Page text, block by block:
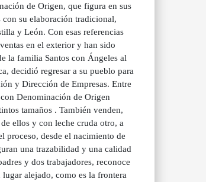
de Origen, que figura en sus
con su elaboración tradicional,
y León. Con esas referencias
en el exterior y han sido
la familia Santos con Ángeles al
decidió regresar a su pueblo para
y Dirección de Empresas. Entre
Denominación de Origen
tamaños . También venden,
ellos y con leche cruda otro, a
proceso, desde el nacimiento de
una trazabilidad y una calidad
y dos trabajadores, reconoce
alejado, como es la frontera